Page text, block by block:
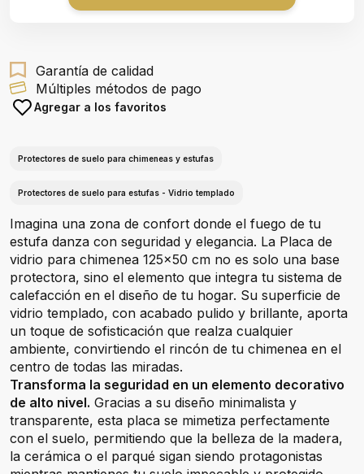
Garantía de calidad
Múltiples métodos de pago
Agregar a los favoritos
Protectores de suelo para chimeneas y estufas
Protectores de suelo para estufas - Vidrio templado
Imagina una zona de confort donde el fuego de tu
estufa danza con seguridad y elegancia. La Placa de
vidrio para chimenea 125x50 cm no es solo una base
protectora, sino el elemento que integra tu sistema de
calefacción en el diseño de tu hogar. Su superficie de
vidrio templado, con acabado pulido y brillante, aporta
un toque de sofisticación que realza cualquier
ambiente, convirtiendo el rincón de tu chimenea en el
centro de todas las miradas.
Transforma la seguridad en un elemento decorativo
de alto nivel. Gracias a su diseño minimalista y
transparente, esta placa se mimetiza perfectamente
con el suelo, permitiendo que la belleza de la madera,
la cerámica o el parqué sigan siendo protagonistas